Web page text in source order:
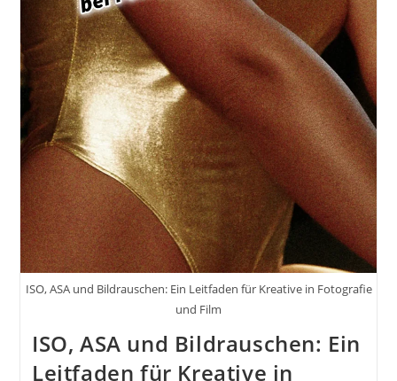
ISO, ASA und Bildrauschen: Ein Leitfaden für Kreative in Fotografie
und Film
ISO, ASA und Bildrauschen: Ein
Leitfaden für Kreative in